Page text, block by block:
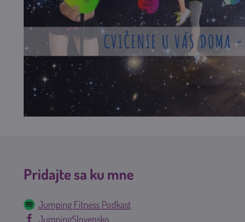
Pridajte sa ku mne
Jumping Fitness Podkast
JumpingSlovensko